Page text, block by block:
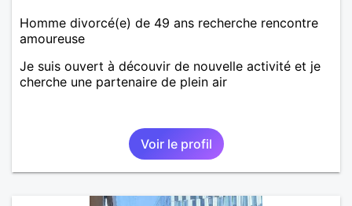
Homme divorcé(e) de 49 ans recherche rencontre
amoureuse
Je suis ouvert à découvir de nouvelle activité et je
cherche une partenaire de plein air
Voir le profil